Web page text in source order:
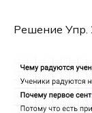
Решение Упр.